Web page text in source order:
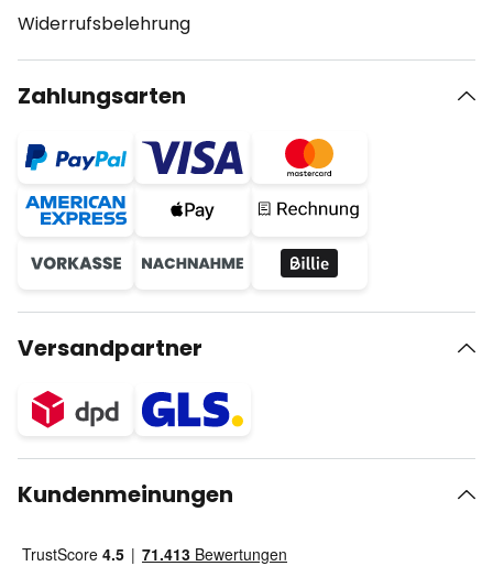
Widerrufsbelehrung
Zahlungsarten
Versandpartner
Kundenmeinungen